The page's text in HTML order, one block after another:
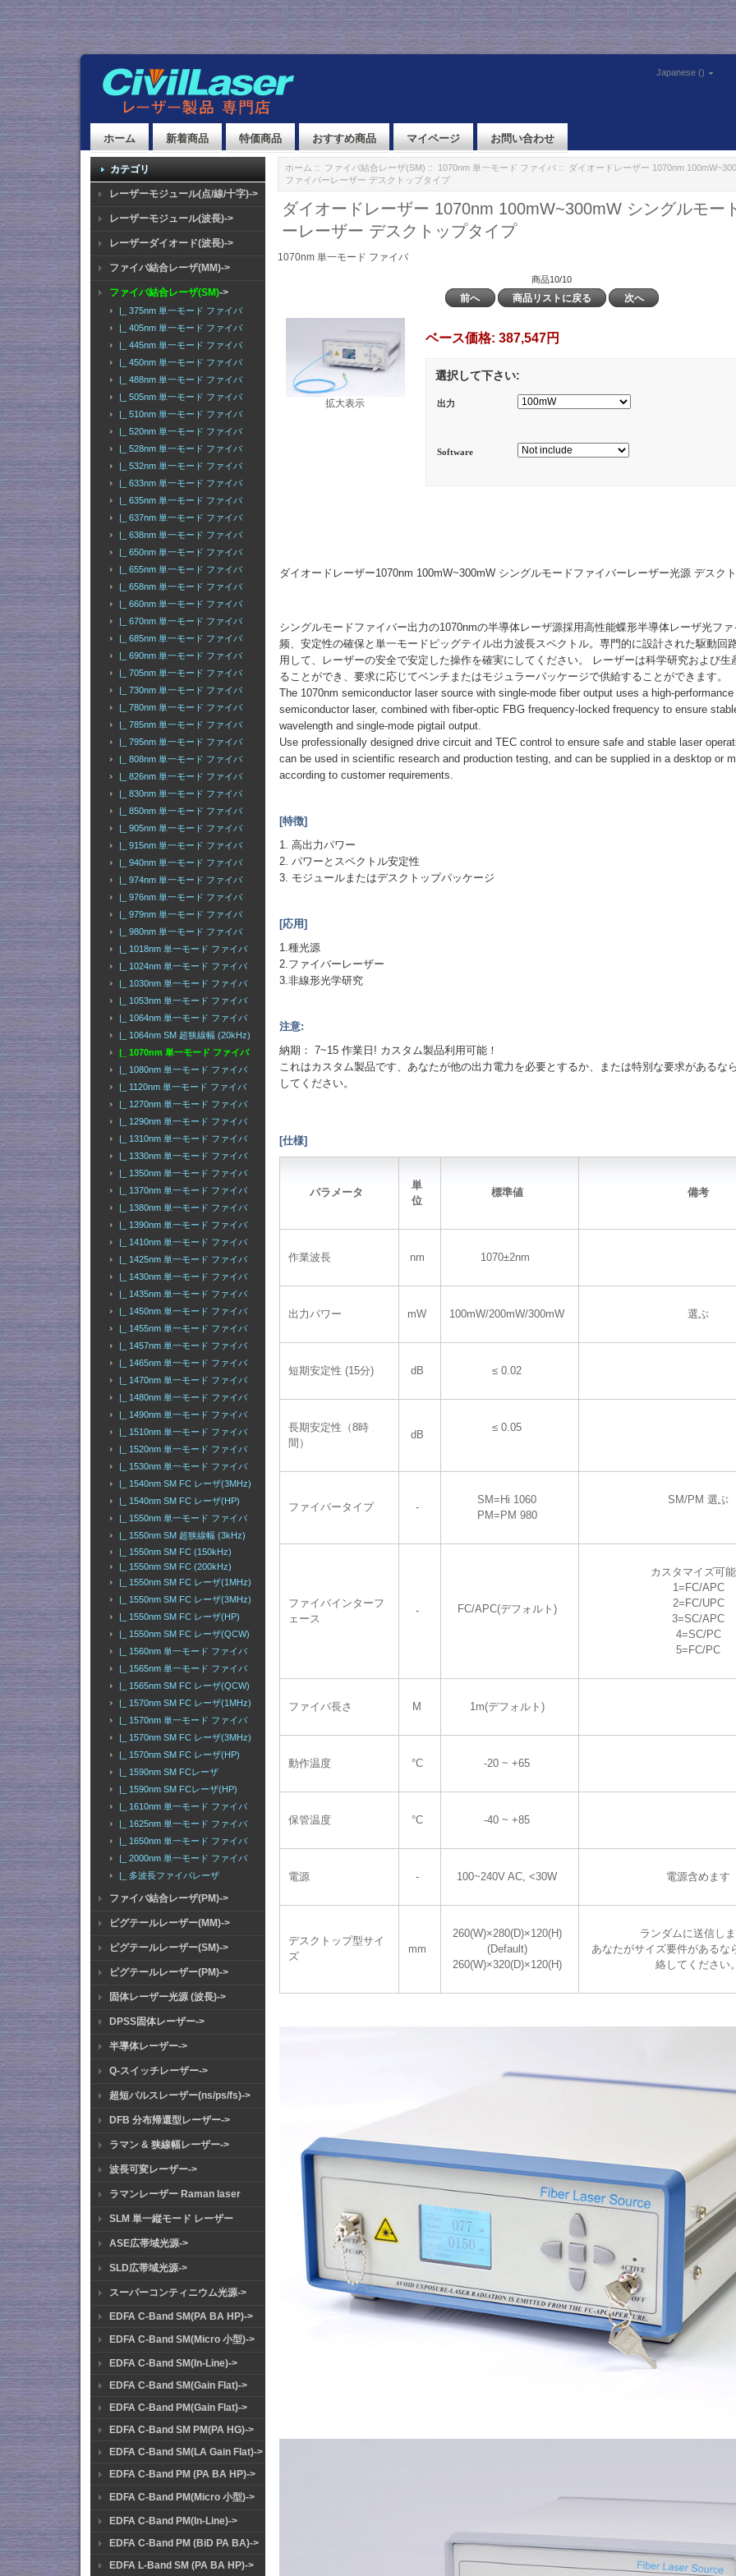
Japanese ()
ホーム 新着商品 特価商品 おすすめ商品 マイページ お問い合わせ
カテゴリ
レーザーモジュール(点/線/十字)->
レーザーモジュール(波長)->
レーザーダイオード(波長)->
ファイバ結合レーザ(MM)->
ファイバ結合レーザ(SM)->
|_ 375nm 単一モード ファイバ
|_ 405nm 単一モード ファイバ
|_ 445nm 単一モード ファイバ
|_ 450nm 単一モード ファイバ
|_ 488nm 単一モード ファイバ
|_ 505nm 単一モード ファイバ
|_ 510nm 単一モード ファイバ
|_ 520nm 単一モード ファイバ
|_ 528nm 単一モード ファイバ
|_ 532nm 単一モード ファイバ
|_ 633nm 単一モード ファイバ
|_ 635nm 単一モード ファイバ
|_ 637nm 単一モード ファイバ
|_ 638nm 単一モード ファイバ
|_ 650nm 単一モード ファイバ
|_ 655nm 単一モード ファイバ
|_ 658nm 単一モード ファイバ
|_ 660nm 単一モード ファイバ
|_ 670nm 単一モード ファイバ
|_ 685nm 単一モード ファイバ
|_ 690nm 単一モード ファイバ
|_ 705nm 単一モード ファイバ
|_ 730nm 単一モード ファイバ
|_ 780nm 単一モード ファイバ
|_ 785nm 単一モード ファイバ
|_ 795nm 単一モード ファイバ
|_ 808nm 単一モード ファイバ
|_ 826nm 単一モード ファイバ
|_ 830nm 単一モード ファイバ
|_ 850nm 単一モード ファイバ
|_ 905nm 単一モード ファイバ
|_ 915nm 単一モード ファイバ
|_ 940nm 単一モード ファイバ
|_ 974nm 単一モード ファイバ
|_ 976nm 単一モード ファイバ
|_ 979nm 単一モード ファイバ
|_ 980nm 単一モード ファイバ
|_ 1018nm 単一モード ファイバ
|_ 1024nm 単一モード ファイバ
|_ 1030nm 単一モード ファイバ
|_ 1053nm 単一モード ファイバ
|_ 1064nm 単一モード ファイバ
|_ 1064nm SM 超狭線幅 (20kHz)
|_ 1070nm 単一モード ファイバ
|_ 1080nm 単一モード ファイバ
|_ 1120nm 単一モード ファイバ
|_ 1270nm 単一モード ファイバ
|_ 1290nm 単一モード ファイバ
|_ 1310nm 単一モード ファイバ
|_ 1330nm 単一モード ファイバ
|_ 1350nm 単一モード ファイバ
|_ 1370nm 単一モード ファイバ
|_ 1380nm 単一モード ファイバ
|_ 1390nm 単一モード ファイバ
|_ 1410nm 単一モード ファイバ
|_ 1425nm 単一モード ファイバ
|_ 1430nm 単一モード ファイバ
|_ 1435nm 単一モード ファイバ
|_ 1450nm 単一モード ファイバ
|_ 1455nm 単一モード ファイバ
|_ 1457nm 単一モード ファイバ
|_ 1465nm 単一モード ファイバ
|_ 1470nm 単一モード ファイバ
|_ 1480nm 単一モード ファイバ
|_ 1490nm 単一モード ファイバ
|_ 1510nm 単一モード ファイバ
|_ 1520nm 単一モード ファイバ
|_ 1530nm 単一モード ファイバ
|_ 1540nm SM FC レーザ(3MHz)
|_ 1540nm SM FC レーザ(HP)
|_ 1550nm 単一モード ファイバ
|_ 1550nm SM 超狭線幅 (3kHz)
|_ 1550nm SM FC (150kHz)
|_ 1550nm SM FC (200kHz)
|_ 1550nm SM FC レーザ(1MHz)
|_ 1550nm SM FC レーザ(3MHz)
|_ 1550nm SM FC レーザ(HP)
|_ 1550nm SM FC レーザ(QCW)
|_ 1560nm 単一モード ファイバ
|_ 1565nm 単一モード ファイバ
|_ 1565nm SM FC レーザ(QCW)
|_ 1570nm SM FC レーザ(1MHz)
|_ 1570nm 単一モード ファイバ
|_ 1570nm SM FC レーザ(3MHz)
|_ 1570nm SM FC レーザ(HP)
|_ 1590nm SM FCレーザ
|_ 1590nm SM FCレーザ(HP)
|_ 1610nm 単一モード ファイバ
|_ 1625nm 単一モード ファイバ
|_ 1650nm 単一モード ファイバ
|_ 2000nm 単一モード ファイバ
|_ 多波長ファイバレーザ
ファイバ結合レーザ(PM)->
ピグテールレーザー(MM)->
ピグテールレーザー(SM)->
ピグテールレーザー(PM)->
固体レーザー光源 (波長)->
DPSS固体レーザー->
半導体レーザー->
Q-スイッチレーザー->
超短パルスレーザー(ns/ps/fs)->
DFB 分布帰還型レーザー->
ラマン & 狭線幅レーザー->
波長可変レーザー->
ラマンレーザー Raman laser
SLM 単一縦モード レーザー
ASE広帯域光源->
SLD広帯域光源->
スーパーコンティニウム光源->
EDFA C-Band SM(PA BA HP)->
EDFA C-Band SM(Micro 小型)->
EDFA C-Band SM(In-Line)->
EDFA C-Band SM(Gain Flat)->
EDFA C-Band PM(Gain Flat)->
EDFA C-Band SM PM(PA HG)->
EDFA C-Band SM(LA Gain Flat)->
EDFA C-Band PM (PA BA HP)->
EDFA C-Band PM(Micro 小型)->
EDFA C-Band PM(In-Line)->
EDFA C-Band PM (BiD PA BA)->
EDFA L-Band SM (PA BA HP)->
ホーム :: ファイバ結合レーザ(SM) :: 1070nm 単一モード ファイバ:: ダイオードレーザー 1070nm
ファイバーレーザー デスクトップタイプ
ダイオードレーザー 1070nm 100mW~300mW シングルモー
ーレーザー デスクトップタイプ
1070nm 単一モード ファイバ
商品10/10
前へ 商品リストに戻る 次へ
拡大表示
ベース価格: 387,547円
選択して下さい:
出力
Software
ダイオードレーザー1070nm 100mW~300mW シングルモードファイバーレーザー光源 デスク
シングルモードファイバー出力の1070nmの半導体レーザ源採用高性能蝶形半導体レーザ光フ
频、安定性の確保と単一モードピッグテイル出力波長スペクトル。専門的に設計された駆動回
用して、レーザーの安全で安定した操作を確実にしてください。 レーザーは科学研究および生
ることができ、要求に応じてベンチまたはモジュラーパッケージで供給することができます。
The 1070nm semiconductor laser source with single-mode fiber output uses a high-
semiconductor laser, combined with fiber-optic FBG frequency-locked frequency to ensure
wavelength and single-mode pigtail output.
Use professionally designed drive circuit and TEC control to ensure safe and stable laser
can be used in scientific research and production testing, and can be supplied in a desktop or
according to customer requirements.
[特徴]
1. 高出力パワー
2. パワーとスペクトル安定性
3. モジュールまたはデスクトップパッケージ
[応用]
1.種光源
2.ファイバーレーザー
3.非線形光学研究
注意:
納期： 7~15 作業日! カスタム製品利用可能！
これはカスタム製品です、あなたが他の出力電力を必要とするか、または特別な要求があるな
してください。
[仕様]
パラメータ
単
位
標準値 備考
作業波長 nm 1070±2nm
出力パワー mW 100mW/200mW/300mW 選ぶ
短期安定性 (15分) dB ≤ 0.02
長期安定性（8時
間）
dB
≤ 0.05
ファイバータイプ -
SM=Hi 1060
PM=PM 980
SM/PM 選ぶ
ファイバインターフ
ェース
- FC/APC(デフォルト)
カスタマイズ可
1=FC/APC
2=FC/UPC
3=SC/APC
4=SC/PC
5=FC/PC
ファイバ長さ M 1m(デフォルト)
動作温度 °C -20 ~ +65
保管温度 °C -40 ~ +85
電源 - 100~240V AC, <30W 電源含めます
デスクトップ型サイ
ズ
mm
260(W)×280(D)×120(H)
(Default)
260(W)×320(D)×120(H)
ランダムに送信し
あなたがサイズ要件があるな
絡してください